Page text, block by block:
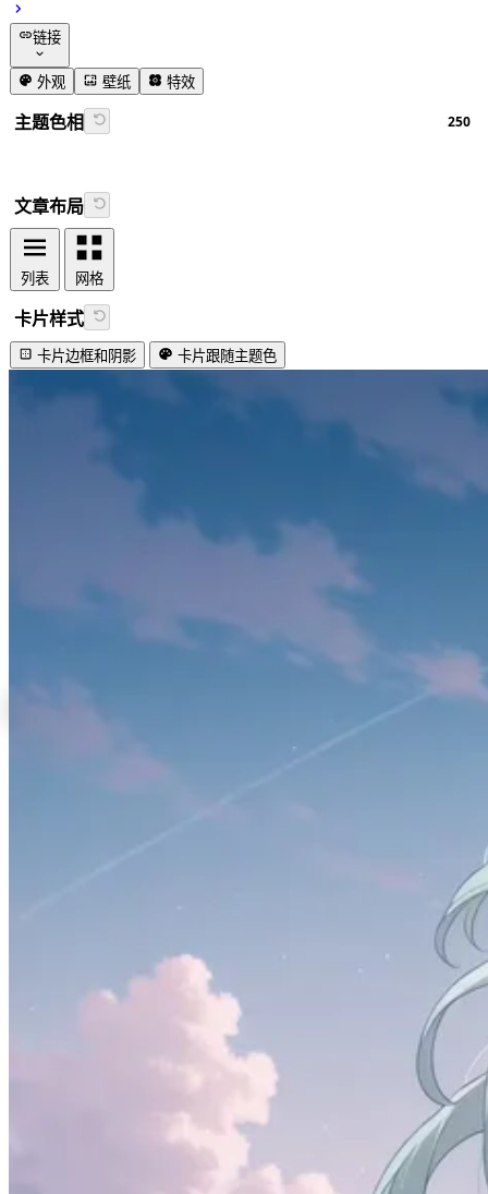
追番
番组计划
书签导航
链接
GitHub
Firefly文档
外观 壁纸 特效
主题色相 250
文章布局
列表 网格
卡片样式
卡片边框和阴影 卡片跟随主题色
Lovely firefly!
#开发工具